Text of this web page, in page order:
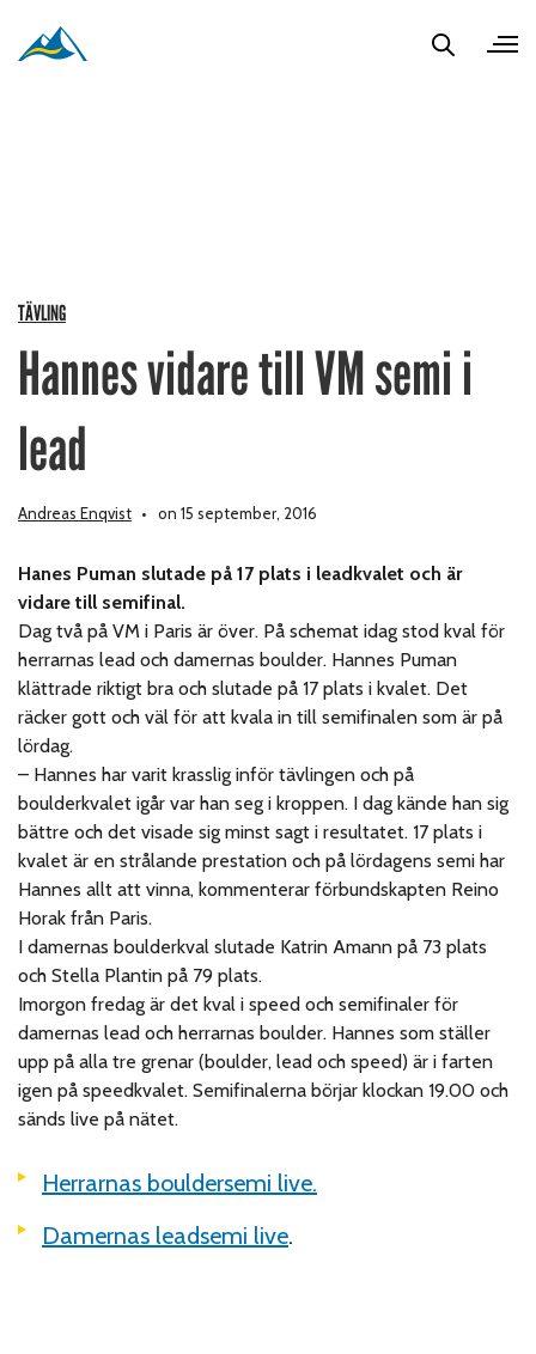
TÄVLING
Hannes vidare till VM semi i
lead
Andreas Enqvist on 15 september, 2016
Hanes Puman slutade på 17 plats i leadkvalet och är
vidare till semifinal.
Dag två på VM i Paris är över. På schemat idag stod kval för
herrarnas lead och damernas boulder. Hannes Puman
klättrade riktigt bra och slutade på 17 plats i kvalet. Det
räcker gott och väl för att kvala in till semifinalen som är på
lördag.
– Hannes har varit krasslig inför tävlingen och på
boulderkvalet igår var han seg i kroppen. I dag kände han sig
bättre och det visade sig minst sagt i resultatet. 17 plats i
kvalet är en strålande prestation och på lördagens semi har
Hannes allt att vinna, kommenterar förbundskapten Reino
Horak från Paris.
I damernas boulderkval slutade Katrin Amann på 73 plats
och Stella Plantin på 79 plats.
Imorgon fredag är det kval i speed och semifinaler för
damernas lead och herrarnas boulder. Hannes som ställer
upp på alla tre grenar (boulder, lead och speed) är i farten
igen på speedkvalet. Semifinalerna börjar klockan 19.00 och
sänds live på nätet.
Herrarnas bouldersemi live.
Damernas leadsemi live.